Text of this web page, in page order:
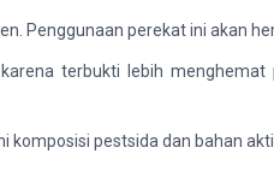
Penggunaan perekat ini akan
terbukti lebih menghemat
komposisi pestsida dan bahan